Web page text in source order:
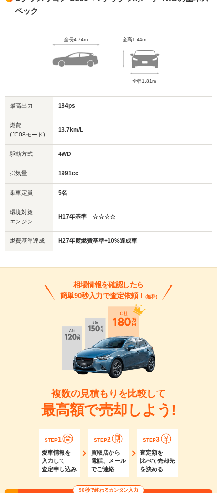
ペック
全長4.74m 全高1.44m
全幅1.81m
最高出力 184ps
燃費
(JC08モード)
13.7km/L
駆動方式 4WD
排気量 1991cc
乗車定員 5名
環境対策
エンジン
H17年基準 ☆☆☆☆
燃費基準達成 H27年度燃費基準+10%達成車
相場情報を確認したら
簡単90秒入力で査定依頼！ (無料)
複数の見積もりを比較して
最高額で売却しよう!
STEP1
愛車情報を
入力して
査定申し込み
STEP2
買取店から
電話、メール
でご連絡
STEP3
査定額を
比べて売却先
を決める
90秒で終わるカンタン入力